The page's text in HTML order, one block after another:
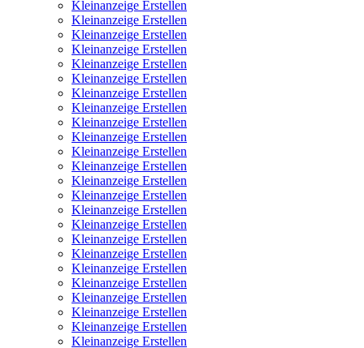
Kleinanzeige Erstellen
Kleinanzeige Erstellen
Kleinanzeige Erstellen
Kleinanzeige Erstellen
Kleinanzeige Erstellen
Kleinanzeige Erstellen
Kleinanzeige Erstellen
Kleinanzeige Erstellen
Kleinanzeige Erstellen
Kleinanzeige Erstellen
Kleinanzeige Erstellen
Kleinanzeige Erstellen
Kleinanzeige Erstellen
Kleinanzeige Erstellen
Kleinanzeige Erstellen
Kleinanzeige Erstellen
Kleinanzeige Erstellen
Kleinanzeige Erstellen
Kleinanzeige Erstellen
Kleinanzeige Erstellen
Kleinanzeige Erstellen
Kleinanzeige Erstellen
Kleinanzeige Erstellen
Kleinanzeige Erstellen